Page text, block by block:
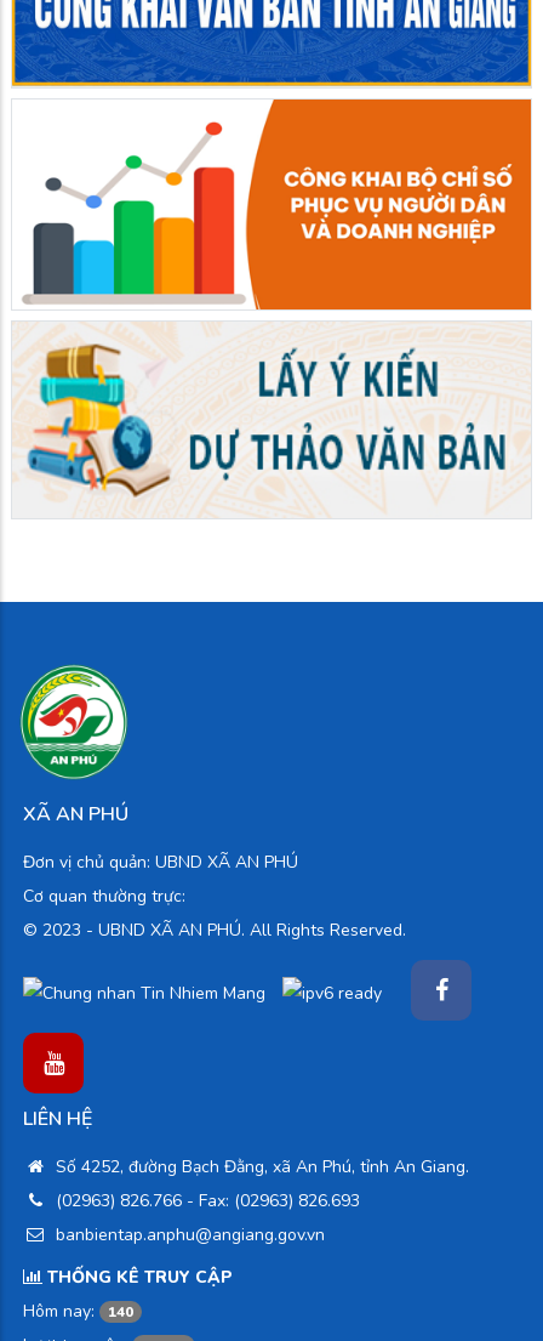
XÃ AN PHÚ
Đơn vị chủ quản: UBND XÃ AN PHÚ
Cơ quan thường trực:
© 2023 - UBND XÃ AN PHÚ. All Rights Reserved.
LIÊN HỆ
Số 4252, đường Bạch Đằng, xã An Phú, tỉnh An Giang.
(02963) 826.766 - Fax: (02963) 826.693
banbientap.anphu@angiang.gov.vn
THỐNG KÊ TRUY CẬP
Hôm nay:
140